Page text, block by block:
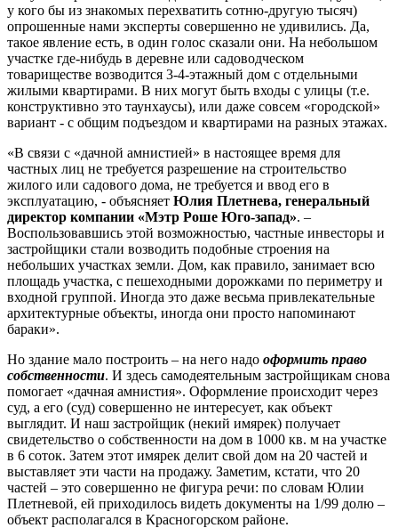
у кого бы из знакомых перехватить сотню-другую тысяч)
опрошенные нами эксперты совершенно не удивились. Да,
такое явление есть, в один голос сказали они. На небольшом
участке где-нибудь в деревне или садоводческом
товариществе возводится 3-4-этажный дом с отдельными
жилыми квартирами. В них могут быть входы с улицы (т.е.
конструктивно это таунхаусы), или даже совсем «городской»
вариант - с общим подъездом и квартирами на разных этажах.
«В связи с «дачной амнистией» в настоящее время для
частных лиц не требуется разрешение на строительство
жилого или садового дома, не требуется и ввод его в
эксплуатацию, - объясняет Юлия Плетнева, генеральный
директор компании «Мэтр Роше Юго-запад». –
Воспользовавшись этой возможностью, частные инвесторы и
застройщики стали возводить подобные строения на
небольших участках земли. Дом, как правило, занимает всю
площадь участка, с пешеходными дорожками по периметру и
входной группой. Иногда это даже весьма привлекательные
архитектурные объекты, иногда они просто напоминают
бараки».
Но здание мало построить – на него надо оформить право
собственности. И здесь самодеятельным застройщикам снова
помогает «дачная амнистия». Оформление происходит через
суд, а его (суд) совершенно не интересует, как объект
выглядит. И наш застройщик (некий имярек) получает
свидетельство о собственности на дом в 1000 кв. м на участке
в 6 соток. Затем этот имярек делит свой дом на 20 частей и
выставляет эти части на продажу. Заметим, кстати, что 20
частей – это совершенно не фигура речи: по словам Юлии
Плетневой, ей приходилось видеть документы на 1/99 долю –
объект располагался в Красногорском районе.